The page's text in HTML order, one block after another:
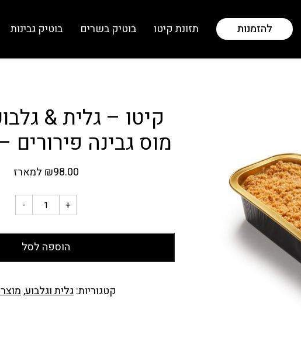
להזמנות תזונת קיטו בוטיק בשרים בוטיק גבינות
קיטו – גלית &
מוס גבינה פירורים – 570
₪98.00 למארז
- +
הוספה לסל
קטגוריות:גלית וגלבוע,